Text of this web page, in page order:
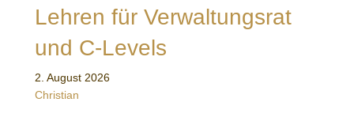
Lehren für Verwaltungsrat
und C-Levels
2. August 2026
Christian